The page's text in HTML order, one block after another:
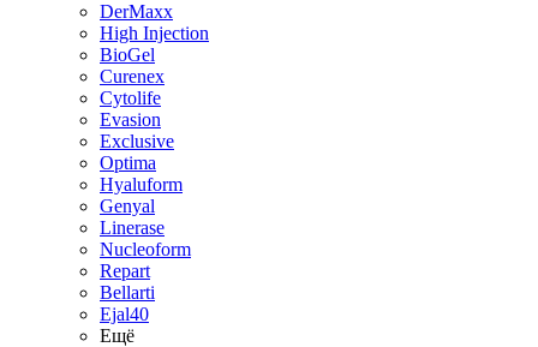
DerMaxx
High Injection
BioGel
Curenex
Cytolife
Evasion
Exclusive
Optima
Hyaluform
Genyal
Linerase
Nucleoform
Repart
Bellarti
Ejal40
Ещё